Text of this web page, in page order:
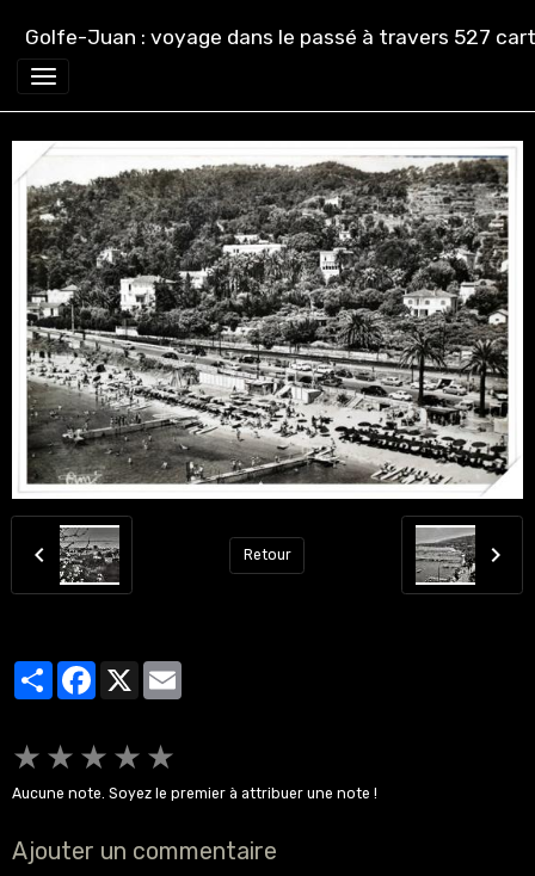
Golfe-Juan : voyage dans le passé à travers 527
Retour
PartagerFacebook
★ ★ ★ ★ ★
Aucune note. Soyez le premier à attribuer une note !
Ajouter un commentaire